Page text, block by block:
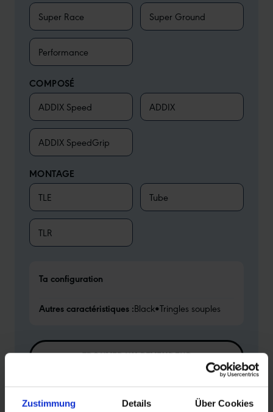
Zustimmung Details Über Cookies
Super Race Super Ground
Performance
COMPOSÉ
ADDIX Speed ADDIX
ADDIX SpeedGrip
MONTAGE
TLE Tube
TLR
Ta configuration
Autres caractéristiques :Black•Tringles souples
TROUVER UN REVENDEUR
Vers l'aperçu des produits